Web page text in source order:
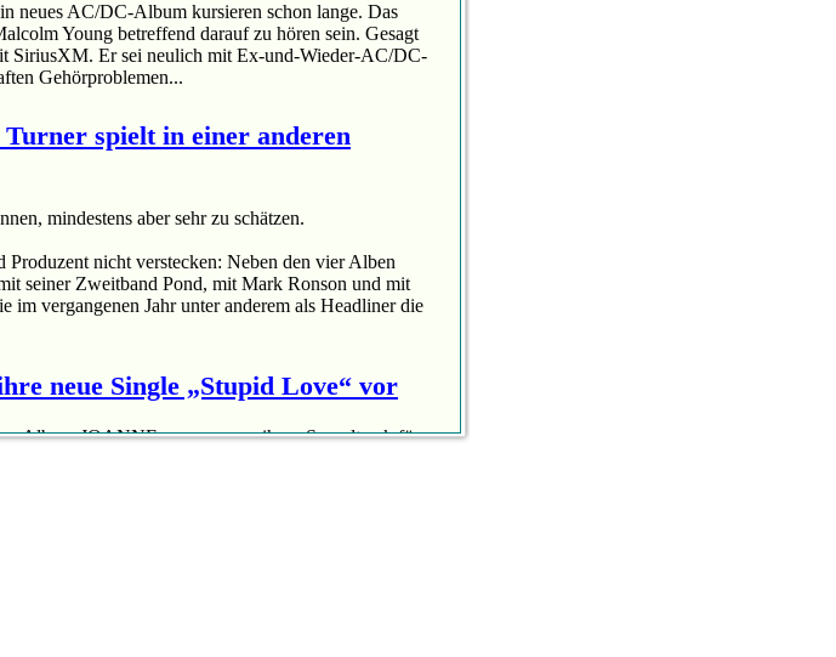
neues AC/DC-Album kursieren schon lange. Das
Young betreffend darauf zu hören sein. Gesagt
SiriusXM. Er sei neulich mit Ex-und-Wieder-AC/DC-
Gehörproblemen...
spielt in einer anderen
mindestens aber sehr zu schätzen.
nicht verstecken: Neben den vier Alben
seiner Zweitband Pond, mit Mark Ronson und mit
im vergangenen Jahr unter anderem als Headliner die
neue Single „Stupid Love“ vor
Album JOANNE – wenn man ihren Soundtrack für